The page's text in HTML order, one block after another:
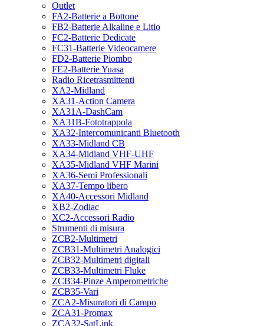
Outlet
FA2-Batterie a Bottone
FB2-Batterie Alkaline e Litio
FC2-Batterie Dedicate
FC31-Batterie Videocamere
FD2-Batterie Piombo
FE2-Batterie Yuasa
Radio Ricetrasmittenti
XA2-Midland
XA31-Action Camera
XA31A-DashCam
XA31B-Fototrappola
XA32-Intercomunicanti Bluetooth
XA33-Midland CB
XA34-Midland VHF-UHF
XA35-Midland VHF Marini
XA36-Semi Professionali
XA37-Tempo libero
XA40-Accessori Midland
XB2-Zodiac
XC2-Accessori Radio
Strumenti di misura
ZCB2-Multimetri
ZCB31-Multimetri Analogici
ZCB32-Multimetri digitali
ZCB33-Multimetri Fluke
ZCB34-Pinze Amperometriche
ZCB35-Vari
ZCA2-Misuratori di Campo
ZCA31-Promax
ZCA32-SatLink